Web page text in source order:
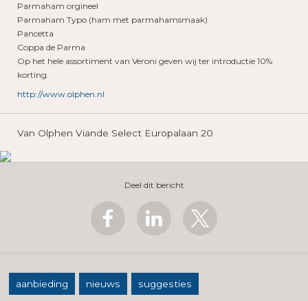
Parmaham orgineel
Parmaham Typo (ham met parmahamsmaak)
Pancetta
Coppa de Parma
Op het hele assortiment van Veroni geven wij ter introductie 10%
korting.
http://www.olphen.nl
Van Olphen Viande Select Europalaan 20
Deel dit bericht
aanbieding nieuws suggesties